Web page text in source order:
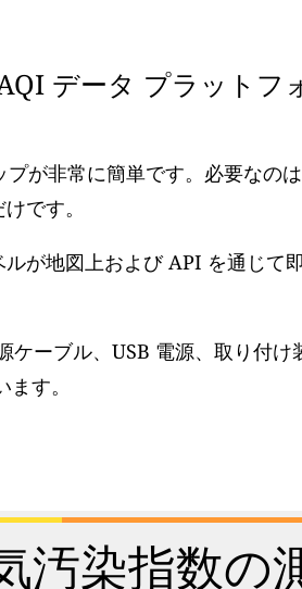
データ プラットフ
が非常に簡単です。必要なの
です。
が地図上および API を通じて
ーブル、USB 電源、取り付け
す。
汚染指数の